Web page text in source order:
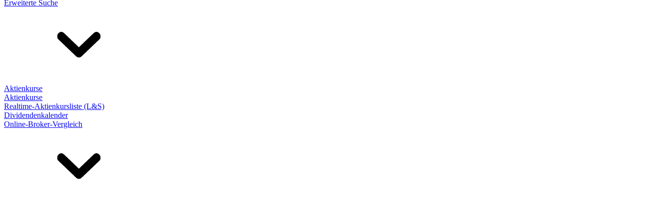
Erweiterte Suche
Aktienkurse
Aktienkurse
Realtime-Aktienkursliste (L&S)
Dividendenkalender
Online-Broker-Vergleich